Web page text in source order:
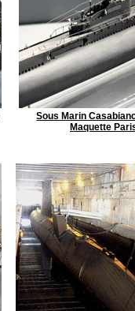
Sous Marin
Maquette